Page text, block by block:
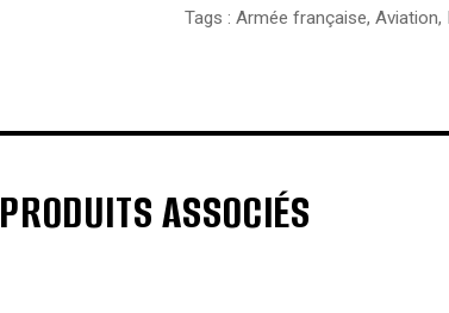
Tags : Armée française, Aviation,
PRODUITS ASSOCIÉS